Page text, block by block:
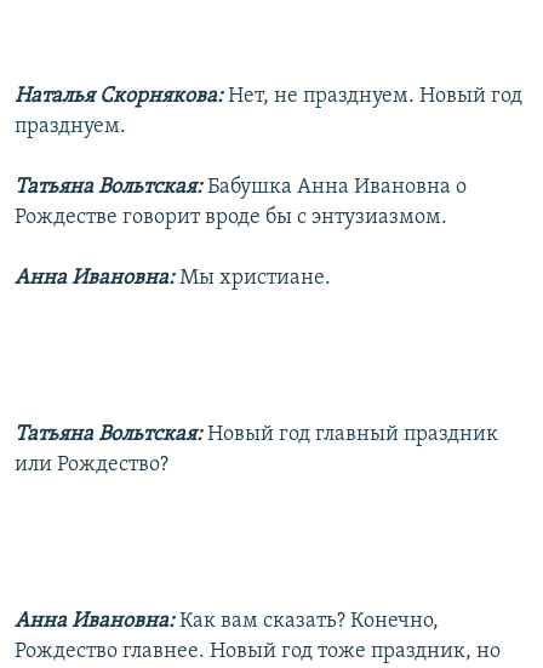
Наталья Скорнякова:Нет, не празднуем. Новый год
празднуем.
Татьяна Вольтская:Бабушка Анна Ивановна о
Рождестве говорит вроде бы с энтузиазмом.
Анна Ивановна:Мы христиане.
Татьяна Вольтская:Новый год главный праздник
или Рождество?
Анна Ивановна:Как вам сказать? Конечно,
Рождество главнее. Новый год тоже праздник, но